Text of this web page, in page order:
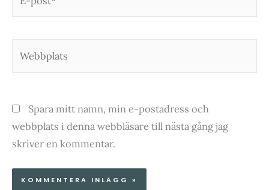
post*
Spara mitt namn, min e-postadress och
webbplats i denna webbläsare till nästa gång jag
skriver en kommentar.